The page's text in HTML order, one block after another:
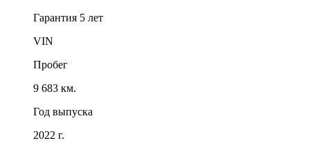
Гарантия 5 лет
VIN
Пробег
9 683 км.
Год выпуска
2022 г.